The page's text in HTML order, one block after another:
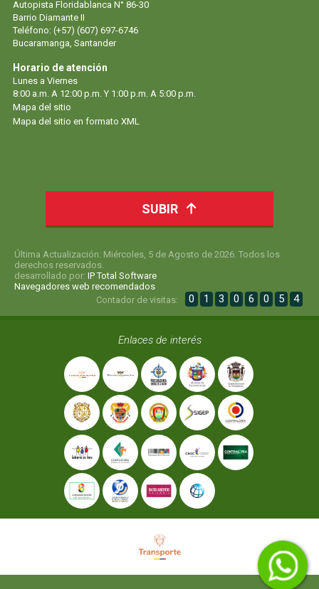
Autopista Floridablanca N° 86-30
Barrio Diamante II
Teléfono: (+57) (607) 697-6746
Bucaramanga, Santander
Horario de atención
Lunes a Viernes
8:00 a.m. A 12:00 p.m. Y 1:00 p.m. A 5:00 p.m.
Mapa del sitio
Mapa del sitio en formato XML
SUBIR
Última Actualización: Miércoles, 5 de Agosto de 2026. Todos los
derechos reservados.
desarrollado por: IP Total Software
Navegadores web recomendados
Contador de visitas:
0 1 3 0 6 0 5 4
Enlaces de interés